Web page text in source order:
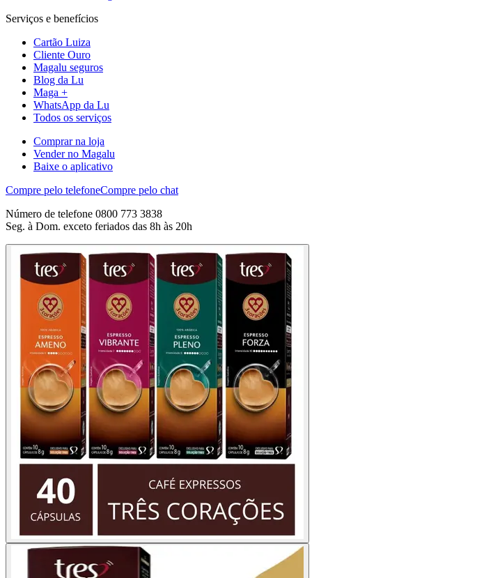
Serviços e benefícios
Cartão Luiza
Cliente Ouro
Magalu seguros
Blog da Lu
Maga +
WhatsApp da Lu
Todos os serviços
Comprar na loja
Vender no Magalu
Baixe o aplicativo
Compre pelo telefoneCompre pelo chat
Número de telefone 0800 773 3838
Seg. à Dom. exceto feriados das 8h às 20h